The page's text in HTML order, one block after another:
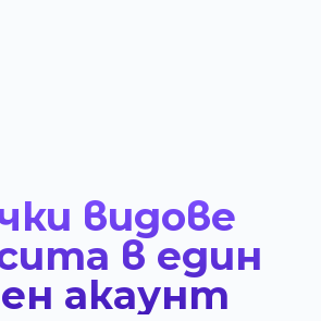
видове
в един
акаунт